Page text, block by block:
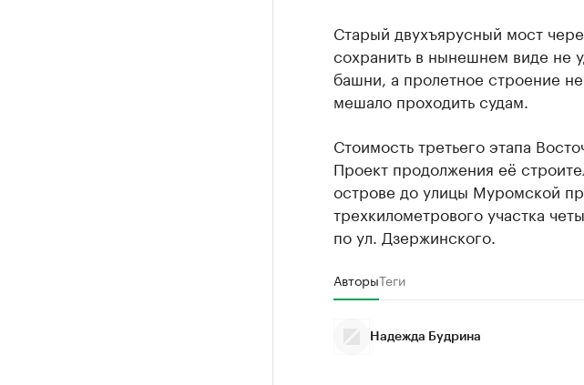
Старый двухъярусный мост
сохранить в нынешнем виде не
башни, а пролетное строение
мешало проходить судам.
Стоимость третьего этапа
Проект продолжения её
острове до улицы Муромской
трехкилометрового участка
по ул. Дзержинского.
АвторыТеги
Надежда Будрина